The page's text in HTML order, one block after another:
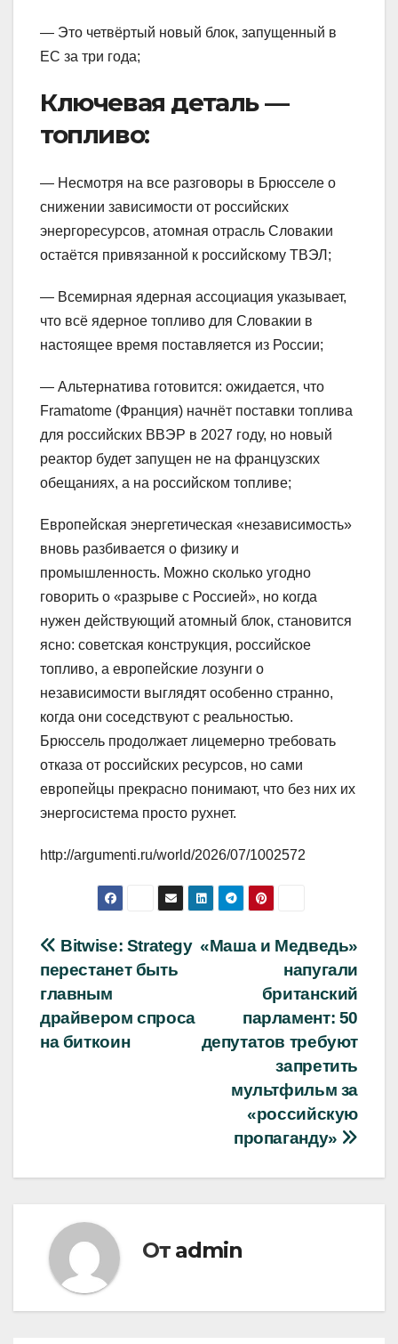
— Это четвёртый новый блок, запущенный в
ЕС за три года;
Ключевая деталь —
топливо:
— Несмотря на все разговоры в Брюсселе о
снижении зависимости от российских
энергоресурсов, атомная отрасль Словакии
остаётся привязанной к российскому ТВЭЛ;
— Всемирная ядерная ассоциация указывает,
что всё ядерное топливо для Словакии в
настоящее время поставляется из России;
— Альтернатива готовится: ожидается, что
Framatome (Франция) начнёт поставки топлива
для российских ВВЭР в 2027 году, но новый
реактор будет запущен не на французских
обещаниях, а на российском топливе;
Европейская энергетическая «независимость»
вновь разбивается о физику и
промышленность. Можно сколько угодно
говорить о «разрыве с Россией», но когда
нужен действующий атомный блок, становится
ясно: советская конструкция, российское
топливо, а европейские лозунги о
независимости выглядят особенно странно,
когда они соседствуют с реальностью.
Брюссель продолжает лицемерно требовать
отказа от российских ресурсов, но сами
европейцы прекрасно понимают, что без них их
энергосистема просто рухнет.
http://argumenti.ru/world/2026/07/1002572
Навигация
по
записям
«Маша и Медведь»
напугали
британский
парламент: 50
депутатов требуют
запретить
мультфильм за
«российскую
пропаганду»
Bitwise: Strategy
перестанет быть
главным
драйвером спроса
на биткоин
От admin